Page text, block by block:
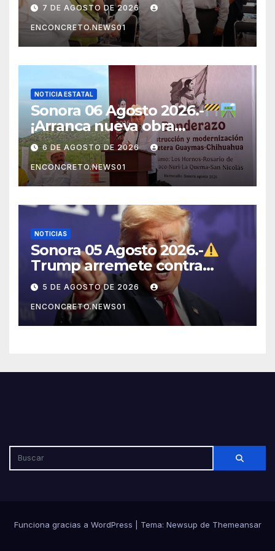
DURAZO IMPULSA EL
PROGRAMA DE VIVIENDA
PARA EL BIENESTAR
7 DE AGOSTO DE 2026
ENCONCRETO.NEWS01
NOTICIA ESTATAL
Sonora 06 Agosto 2026.-
¡Arranca nueva obra
carretera en Sonora!
6 DE AGOSTO DE 2026
ENCONCRETO.NEWS01
NOTICIAS
Sonora 05 Agosto 2026.-
Trump arremete contra
México, Canadá y otras
potencias por supuestos
abusos comerciales
5 DE AGOSTO DE 2026
ENCONCRETO.NEWS01
Funciona gracias a WordPress Tema: Newsup de Themeansar